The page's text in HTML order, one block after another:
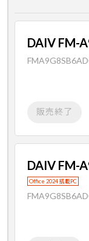
DAIV FM-
販売終了
DAIV FM-
Office 2024 搭載PC